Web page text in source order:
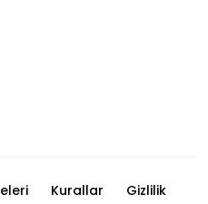
Kurallar
Gizlilik